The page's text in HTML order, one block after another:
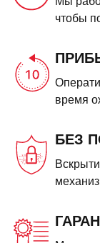
чтобы
время
БЕЗ